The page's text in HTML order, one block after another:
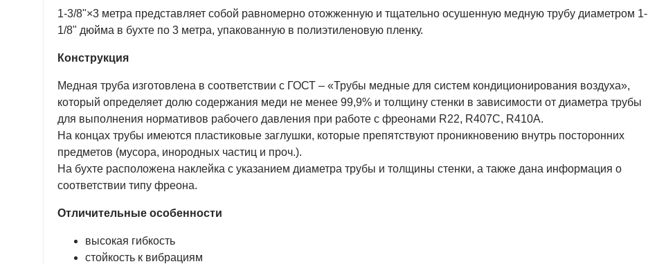
1-3/8"×3 метра представляет собой равномерно отожженную и тщательно осушенную медную трубу диаметром 1-
1/8" дюйма в бухте по 3 метра, упакованную в полиэтиленовую пленку.
Конструкция
Медная труба изготовлена в соответствии с ГОСТ – «Трубы медные для систем кондиционирования воздуха»,
который определяет долю содержания меди не менее 99,9% и толщину стенки в зависимости от диаметра трубы
для выполнения нормативов рабочего давления при работе с фреонами R22, R407C, R410A.
На концах трубы имеются пластиковые заглушки, которые препятствуют проникновению внутрь посторонних
предметов (мусора, инородных частиц и проч.).
На бухте расположена наклейка с указанием диаметра трубы и толщины стенки, а также дана информация о
соответствии типу фреона.
Отличительные особенности
высокая гибкость
стойкость к вибрациям